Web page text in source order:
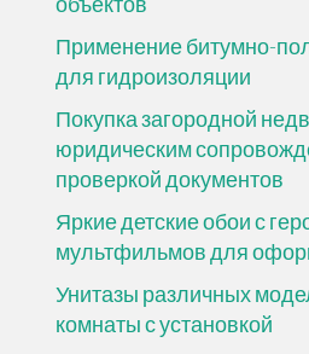
Применение битумно-
для гидроизоляции
Покупка загородной
юридическим
проверкой документов
Яркие детские обои с
мультфильмов для
Унитазы различных
комнаты с установкой